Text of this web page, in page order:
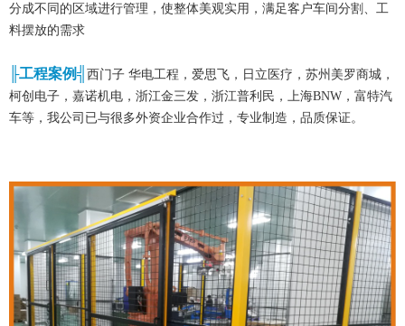
分成不同的区域进行管理，使整体美观实用，满足客户车间分割、工
料摆放的需求
╟工程案例╣ 西门子 华电工程，爱思飞，日立医疗，苏州美罗商城，
柯创电子，嘉诺机电，浙江金三发，浙江普利民，上海BNW，富特汽
车等，我公司已与很多外资企业合作过，专业制造，品质保证。